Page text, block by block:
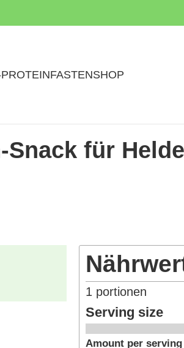
SHOP
für
1 portionen
Serving size
Amount per serving